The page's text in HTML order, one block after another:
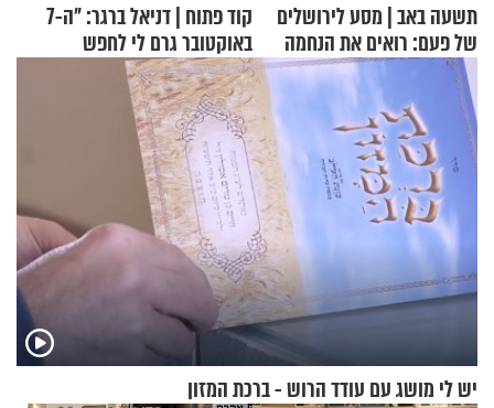
תשעה באב | מסע לירושלים
של פעם: רואים את הנחמה
קוד פתוח | דניאל ברגר: "ה-7
באוקטובר גרם לי לחפש
תשובות"
יש לי מושג עם עודד הרוש - ברכת המזון